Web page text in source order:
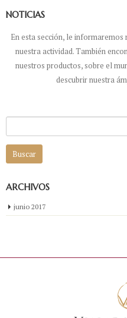
NOTICIAS
En esta sección, le
nuestra actividad. También
nuestros productos, sobre el
descubrir nuestra
ARCHIVOS
junio 2017